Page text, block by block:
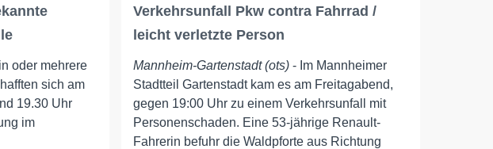
oder mehrere
sich am
19.30 Uhr
im
Verkehrsunfall Pkw contra Fahrrad /
leicht verletzte Person
Mannheim-Gartenstadt (ots) - Im Mannheimer
Stadtteil Gartenstadt kam es am Freitagabend,
gegen 19:00 Uhr zu einem Verkehrsunfall mit
Personenschaden. Eine 53-jährige Renault-
Fahrerin befuhr die Waldpforte aus Richtung